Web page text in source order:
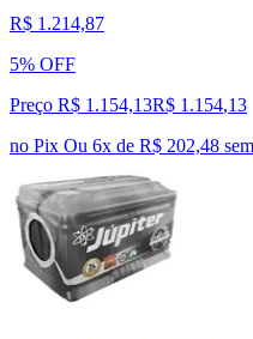
R$ 1.214,87
5% OFF
Preço R$ 1.154,13R$ 1.154,13
no Pix Ou 6x de R$ 202,48